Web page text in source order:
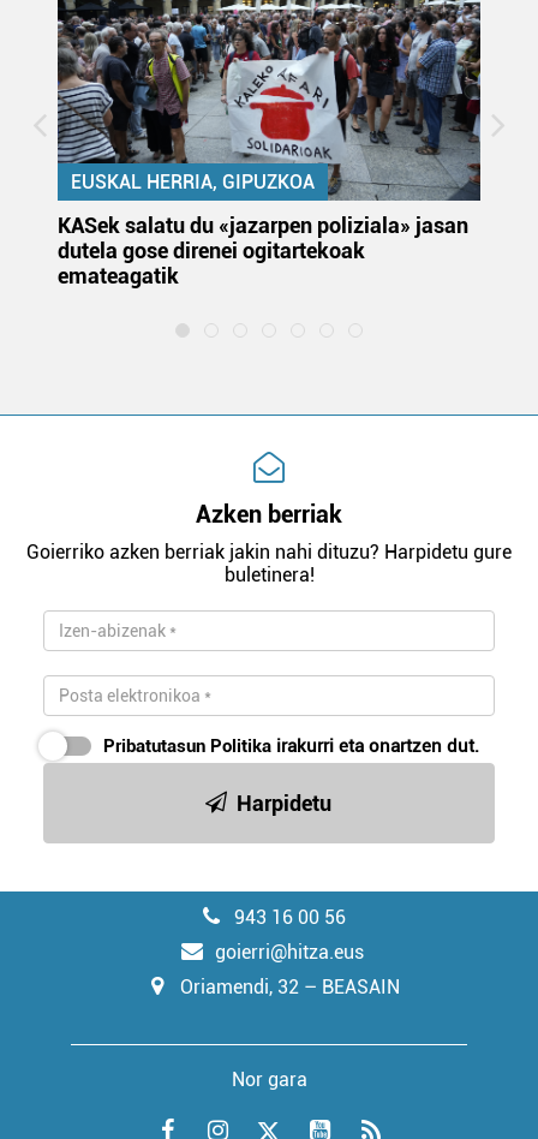
EUSKAL HERRIA, GIPUZKOA
KASek salatu du «jazarpen poliziala» jasan
dutela gose direnei ogitartekoak
emateagatik
Azken berriak
Goierriko azken berriak jakin nahi dituzu? Harpidetu gure
buletinera!
Pribatutasun Politika irakurri eta onartzen dut.
Harpidetu
943 16 00 56
goierri@hitza.eus
Oriamendi, 32 – BEASAIN
Nor gara